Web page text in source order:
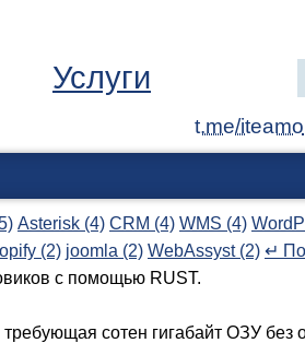
Услуги
t.me/iteamo
Asterisk (4) CRM (4) WMS (4)
(2) joomla (2) WebAssyst (2) ↵
с помощью RUST.
сотен гигабайт ОЗУ без